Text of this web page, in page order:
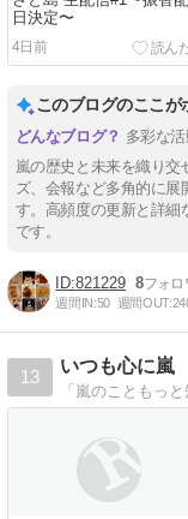
日決定〜
4日前
このブログのここが
多彩な
嵐の歴史と未来を織り交
ズ、会報など多角的に展
す。高頻度の更新と詳細
です。
821229 8
週間IN:50 週間OUT:
13
いつも心に嵐